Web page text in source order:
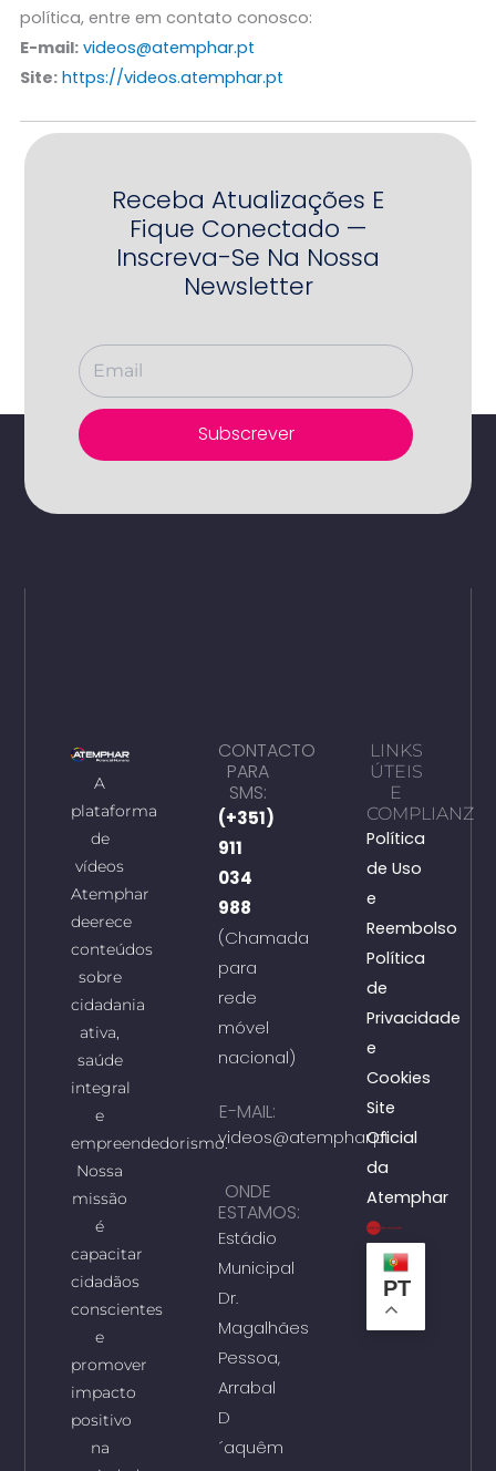
política, entre em contato conosco:
E-mail: videos@atemphar.pt
Site: https://videos.atemphar.pt
Receba Atualizações E
Fique Conectado —
Inscreva-Se Na Nossa
Newsletter
Subscrever
A
plataforma
de
vídeos
Atemphar
deerece
conteúdos
sobre
cidadania
ativa,
saúde
integral
e
empreendedorismo.
Nossa
missão
é
capacitar
cidadãos
conscientes
e
promover
impacto
positivo
na
CONTACTO
PARA
SMS:
(+351)
911
034
988
(Chamada
para
rede
móvel
nacional)
E-MAIL:
videos@atemphar.pt
ONDE
ESTAMOS:
Estádio
Municipal
Dr.
Magalhães
Pessoa,
Arrabal
D
´aquêm
LINKS
ÚTEIS
E
COMPLIANZ
Política
de Uso
e
Reembolso
Política
de
Privacidade
e
Cookies
Site
Oficial
da
Atemphar
PT